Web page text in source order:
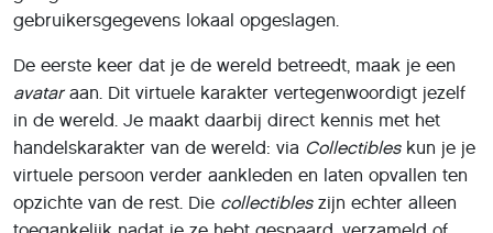
gebruikersgegevens lokaal opgeslagen.
De eerste keer dat je de wereld betreedt, maak je een
avataraan. Dit virtuele karakter vertegenwoordigt jezelf
in de wereld. Je maakt daarbij direct kennis met het
handelskarakter van de wereld: via Collectibleskun je je
virtuele persoon verder aankleden en laten opvallen ten
opzichte van de rest. Die collectibleszijn echter alleen